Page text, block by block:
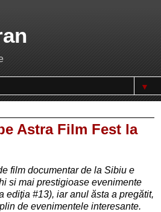
▼
Astra Film Fest la
film documentar de la Sibiu e
si mai prestigioase evenimente
ediţia #13), iar anul ăsta a pregătit,
de evenimentele interesante.